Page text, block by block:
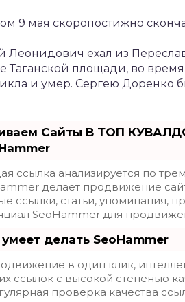
9 мая скоропостижно
Леонидович ехал из
Таганской площади, во
и умер. Сергею Доренко
Сайты В ТОП
ссылка анализируется по
делает продвижение
ссылки, статьи, упоминания,
SeoHammer для
делать SeoHammer
в один клик,
ссылок с высокой степенью
проверка качества